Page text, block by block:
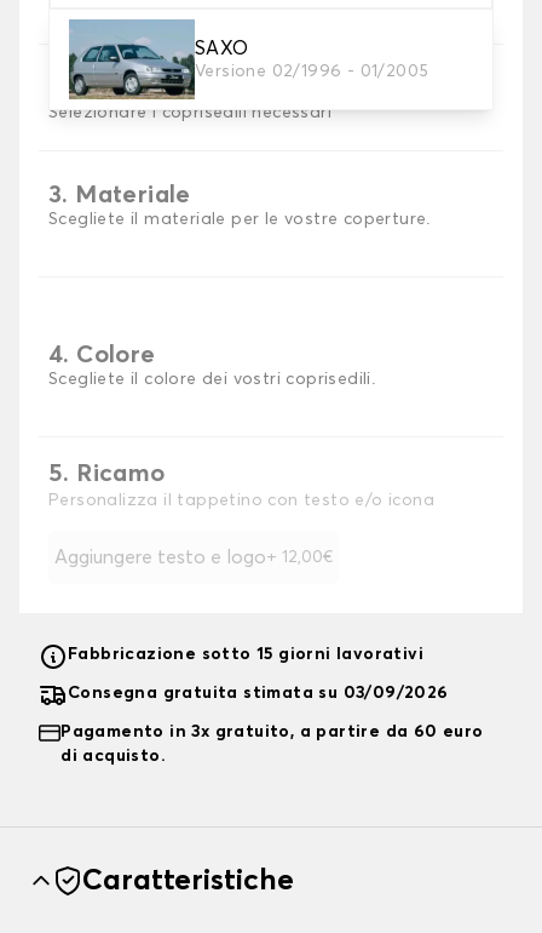
SAXO
Versione 02/1996 - 01/2005
2. Set di coperture
Selezionare i coprisedili necessari
3. Materiale
Scegliete il materiale per le vostre coperture.
4. Colore
Scegliete il colore dei vostri coprisedili.
5. Ricamo
Personalizza il tappetino con testo e/o icona
Aggiungere testo e logo + 12,00€
Fabbricazione sotto 15 giorni lavorativi
Consegna gratuita stimata su 03/09/2026
Pagamento in 3x gratuito, a partire da 60 euro
di acquisto.
Caratteristiche